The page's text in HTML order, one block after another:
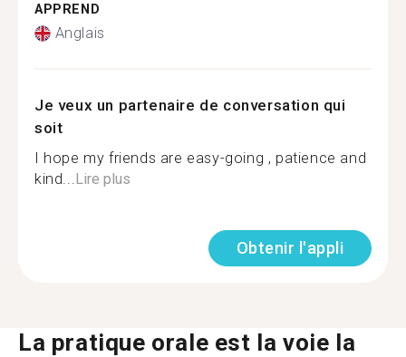
APPREND
Anglais
Je veux un partenaire de conversation qui
soit
I hope my friends are easy-going , patience and
kind...Lire plus
Obtenir l'appli
La pratique orale est la voie la